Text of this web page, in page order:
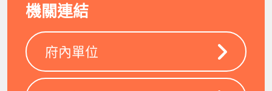
機關連結
府內單位